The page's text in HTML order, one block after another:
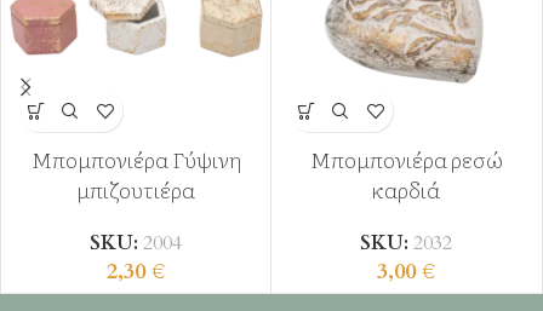
Μπομπονιέρα Γύψινη
μπιζουτιέρα
SKU: 2004
2,30€
Μπομπονιέρα ρεσώ
καρδιά
SKU: 2032
3,00€